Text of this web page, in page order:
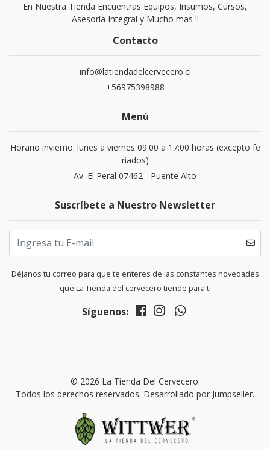
En Nuestra Tienda Encuentras Equipos, Insumos, Cursos,
Asesoría Integral y Mucho mas !!
Contacto
info@latiendadelcervecero.cl
+56975398988
Menú
Horario invierno: lunes a viernes 09:00 a 17:00 horas (excepto fe
riados)
Av. El Peral 07462 - Puente Alto
Suscríbete a Nuestro Newsletter
Déjanos tu correo para que te enteres de las constantes novedades
que La Tienda del cervecero tiende para ti
Síguenos:
© 2026 La Tienda Del Cervecero.
Todos los derechos reservados. Desarrollado por Jumpseller.